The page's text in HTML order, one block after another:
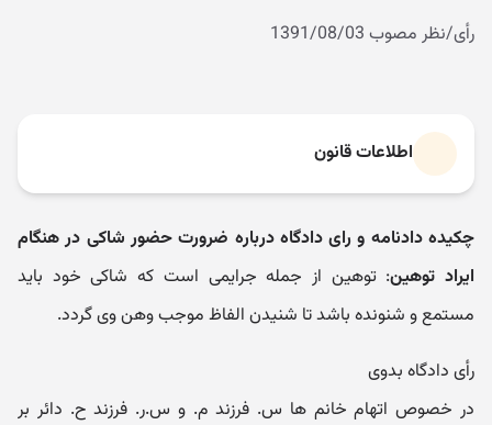
رأی/نظر مصوب 1391/08/03
اطلاعات قانون
چکیده دادنامه و رای دادگاه درباره ضرورت حضور شاکی در هنگام
ایراد توهین: توهین از جمله جرایمی است که شاکی خود باید
مستمع و شنونده باشد تا شنیدن الفاظ موجب وهن وی گردد.
رأی دادگاه بدوی
در خصوص اتهام خانم ها س. فرزند م. و س.ر. فرزند ح. دائر بر